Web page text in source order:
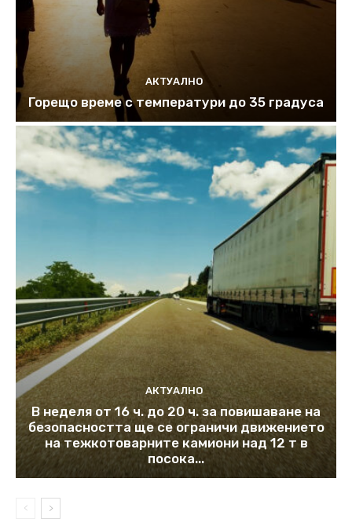
АКТУАЛНО
Горещо време с температури до 35 градуса
АКТУАЛНО
В неделя от 16 ч. до 20 ч. за повишаване на
безопасността ще се ограничи движението
на тежкотоварните камиони над 12 т в
посока...